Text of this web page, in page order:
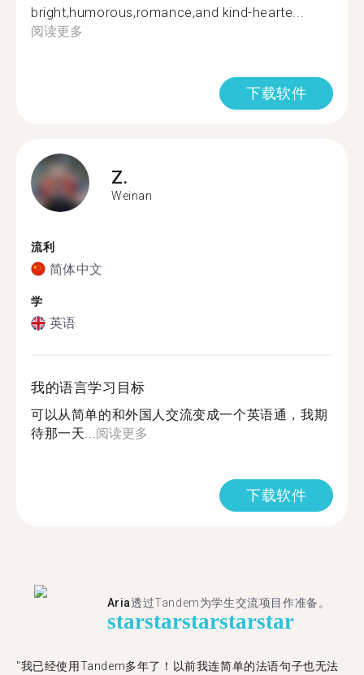
bright,humorous,romance,and kind-hearte...
阅读更多
下载软件
Z.
Weinan
流利
简体中文
学
英语
我的语言学习目标
可以从简单的和外国人交流变成一个英语通，我期
待那一天...阅读更多
下载软件
Aria透过Tandem为学生交流项目作准备。
starstarstarstarstar
"​​我已经使用Tandem多年了！以前我连简单的法语句子也无法